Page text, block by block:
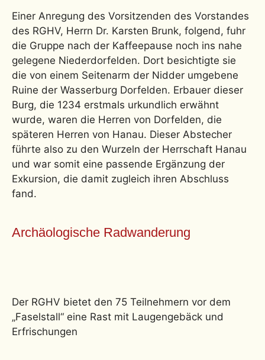
Einer Anregung des Vorsitzenden des Vorstandes
des RGHV, Herrn Dr. Karsten Brunk, folgend, fuhr
die Gruppe nach der Kaffeepause noch ins nahe
gelegene Niederdorfelden. Dort besichtigte sie
die von einem Seitenarm der Nidder umgebene
Ruine der Wasserburg Dorfelden. Erbauer dieser
Burg, die 1234 erstmals urkundlich erwähnt
wurde, waren die Herren von Dorfelden, die
späteren Herren von Hanau. Dieser Abstecher
führte also zu den Wurzeln der Herrschaft Hanau
und war somit eine passende Ergänzung der
Exkursion, die damit zugleich ihren Abschluss
fand.
Archäologische Radwanderung
Der RGHV bietet den 75 Teilnehmern vor dem
„Faselstall“ eine Rast mit Laugengebäck und
Erfrischungen